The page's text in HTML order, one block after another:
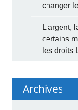
changer
L’argent,
certains
les droits
Archives